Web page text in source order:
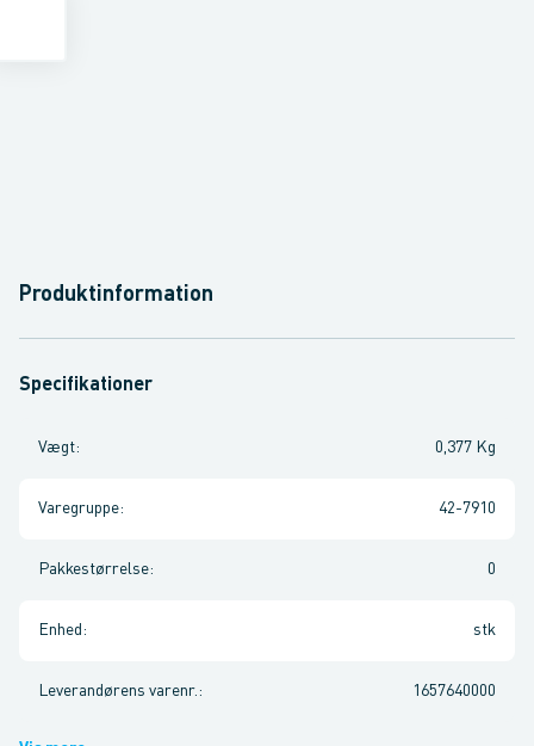
Produktinformation
Specifikationer
Vægt: 0,377 Kg
Varegruppe: 42-7910
Pakkestørrelse: 0
Enhed : stk
Leverandørens varenr. : 1657640000